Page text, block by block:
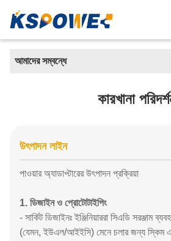
আমাদের সম্বন্ধে
কারখানা
উৎপাদন লাইন
পাওয়ার অ্যাডাপ্টারের উৎপাদন প্রক্রিয়া
1. ডিজাইন ও প্রোটোটাইপিং
- সার্কিট ডিজাইনঃ ইঞ্জিনিয়াররা সিএডি সরঞ্জাম
(যেমন, ইউএল/আইইসি) মেনে চলার জন্য স্কিম